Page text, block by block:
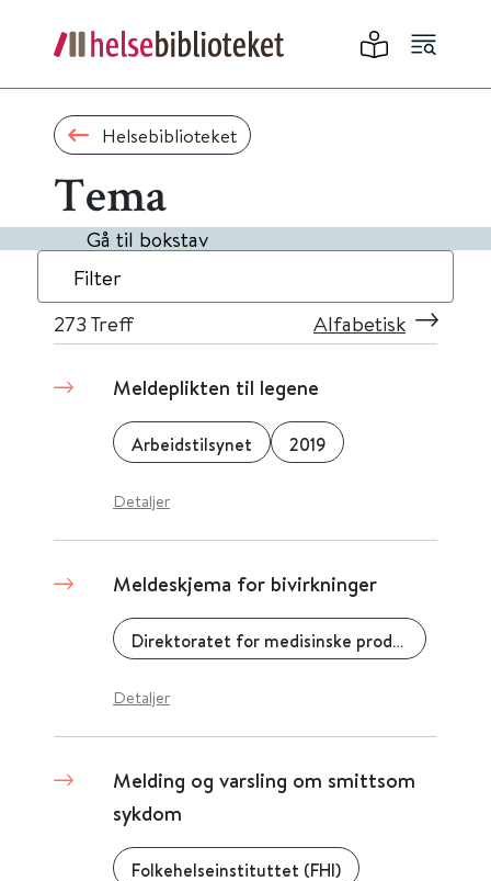
Helsebiblioteket
Tema
Gå til bokstav
Filter
273 Treff Alfabetisk
Meldeplikten til legene
Arbeidstilsynet 2019
Detaljer
Meldeskjema for bivirkninger
Direktoratet for medisinske produkter (DMP)
Detaljer
Melding og varsling om smittsom
sykdom
Folkehelseinstituttet (FHI)